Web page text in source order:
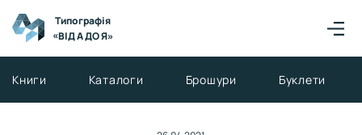
Типографія
«ВІД А ДО Я»
Книги Каталоги Брошури Буклети